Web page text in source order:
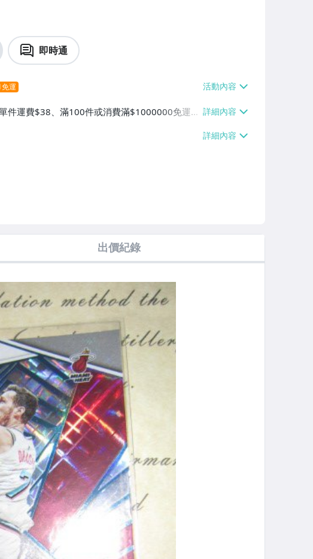
即時通
運
件運費$38、滿100件或消費滿$1000000免運
付款【單件運費$38】、萊爾富取貨付款【單件
滿$300000免運費】、郵局掛號【單件運費$5
免運費】
限次！
出價紀錄